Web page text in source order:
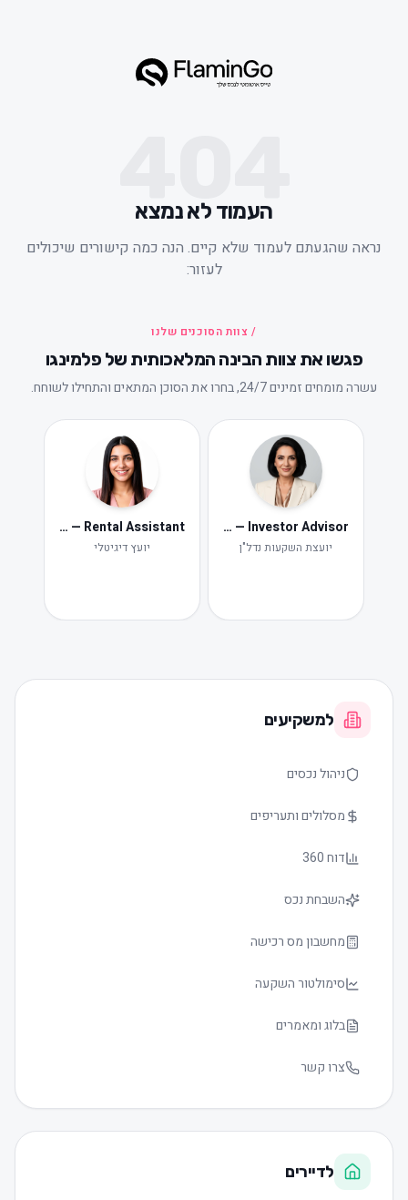
העמוד לא נמצא
שהגעתם לעמוד שלא קיים. הנה כמה קישורים שיכולים
לעזור:
/ צוות הסוכנים שלנו
פגשו את צוות הבינה המלאכותית של פלמינגו
עשרה מומחים זמינים 24/7, בחרו את הסוכן המתאים והתחילו לשוחח.
Iris — Investor Advisor
יועצת השקעות נדל"ן
Neta — Rental Assistant
יועץ דיגיטלי
למשקיעים
ניהול נכסים
מסלולים ותעריפים
דוח 360
השבחת נכס
מחשבון מס רכישה
סימולטור השקעה
בלוג ומאמרים
צרו קשר
לדיירים